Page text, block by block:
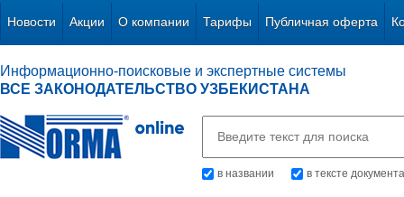
Новости Акции О компании Тарифы Публичная оферта
Информационно-поисковые и экспертные системы
ВСЕ ЗАКОНОДАТЕЛЬСТВО УЗБЕКИСТАНА
в названии в тексте документа